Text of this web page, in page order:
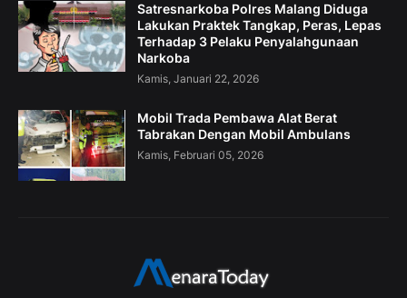
Satresnarkoba Polres Malang Diduga
Lakukan Praktek Tangkap, Peras, Lepas
Terhadap 3 Pelaku Penyalahgunaan
Narkoba
Kamis, Januari 22, 2026
Mobil Trada Pembawa Alat Berat
Tabrakan Dengan Mobil Ambulans
Kamis, Februari 05, 2026